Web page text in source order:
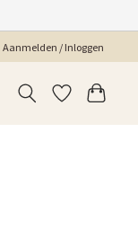
Aanmelden / Inloggen